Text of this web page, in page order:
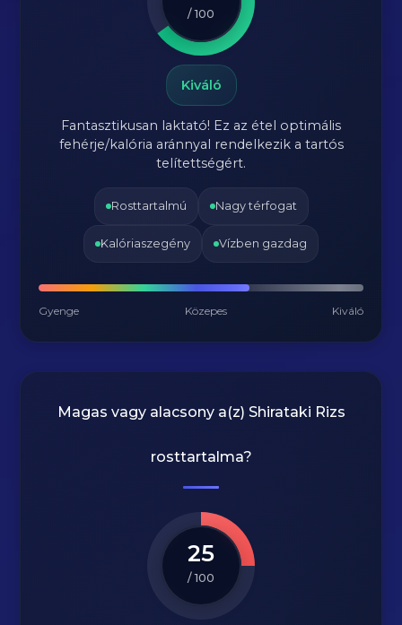
/ 100
Kiváló
Fantasztikusan laktató! Ez az étel optimális
fehérje/kalória aránnyal rendelkezik a tartós
telítettségért.
Rosttartalmú Nagy térfogat
Kalóriaszegény Vízben gazdag
Gyenge Közepes Kiváló
Magas vagy alacsony a(z) Shirataki Rizs
rosttartalma?
25
/ 100